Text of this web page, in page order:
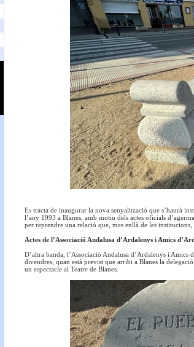
Es tracta de inaugurar la nova senyalització que s’haurà
l’any 1993 a Blanes, amb motiu dels actes oficials
per reprendre una relació que, mes enllà de les
Actes de l’Associació Andalusa d’Ardalenys i Amics
D’altra banda, l’Associació Andalusa d’Ardalenys i Amics
divendres, quan està previst que arribi a Blanes la
un espectacle al Teatre de Blanes.